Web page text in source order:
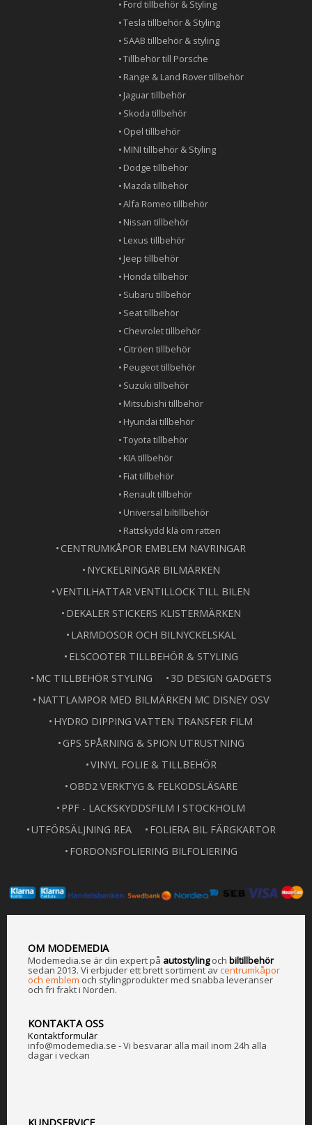
Ford tillbehör & Styling
Tesla tillbehör & Styling
SAAB tillbehör & styling
Tillbehör till Porsche
Range & Land Rover tillbehör
Jaguar tillbehör
Skoda tillbehör
Opel tillbehör
MINI tillbehör & Styling
Dodge tillbehör
Mazda tillbehör
Alfa Romeo tillbehör
Nissan tillbehör
Lexus tillbehör
Jeep tillbehör
Honda tillbehör
Subaru tillbehör
Seat tillbehör
Chevrolet tillbehör
Citröen tillbehör
Peugeot tillbehör
Suzuki tillbehör
Mitsubishi tillbehör
Hyundai tillbehör
Toyota tillbehör
KIA tillbehör
Fiat tillbehör
Renault tillbehör
Universal biltillbehör
Rattskydd klä om ratten
CENTRUMKÅPOR EMBLEM NAVRINGAR
NYCKELRINGAR BILMÄRKEN
VENTILHATTAR VENTILLOCK TILL BILEN
DEKALER STICKERS KLISTERMÄRKEN
LARMDOSOR OCH BILNYCKELSKAL
ELSCOOTER TILLBEHÖR & STYLING
MC TILLBEHÖR STYLING
3D DESIGN GADGETS
NATTLAMPOR MED BILMÄRKEN MC DISNEY OSV
HYDRO DIPPING VATTEN TRANSFER FILM
GPS SPÅRNING & SPION UTRUSTNING
VINYL FOLIE & TILLBEHÖR
OBD2 VERKTYG & FELKODSLÄSARE
PPF - LACKSKYDDSFILM I STOCKHOLM
UTFÖRSÄLJNING REA
FOLIERA BIL FÄRGKARTOR
FORDONSFOLIERING BILFOLIERING
OM MODEMEDIA
Modemedia.se är din expert på autostylingoch biltillbehör
sedan 2013. Vi erbjuder ett brett sortiment avcentrumkåpor
och emblem och stylingprodukter med snabba leveranser
och fri frakt i Norden.
KONTAKTA OSS
Kontaktformulär
info@modemedia.se - Vi besvarar alla mail inom 24h alla
dagar i veckan